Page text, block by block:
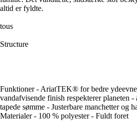
altid er fyldte.
tous
Structure
Funktioner - AriatTEK® for bedre
vandafvisende finish respekterer planeten
tapede sømme - Justerbare manchetter og
Materialer - 100 % polyester - Fuldt foret